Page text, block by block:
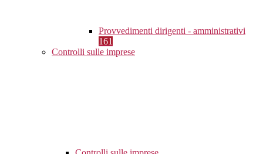
Provvedimenti dirigenti - amministrativi
161
Controlli sulle imprese